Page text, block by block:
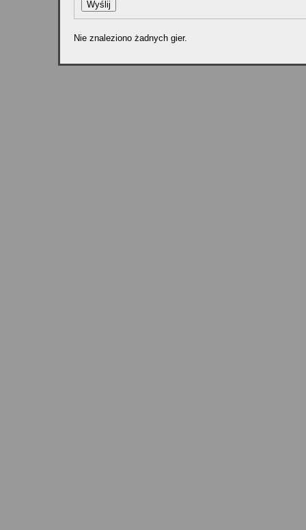
Nie znaleziono żadnych gier.